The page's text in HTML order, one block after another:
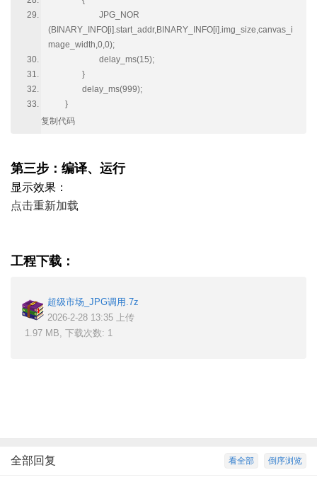
JPG_NOR
(BINARY_INFO[i].start_addr,BINARY_INFO[i].img_size,canvas_i
mage_width,0,0);
delay_ms(15);
}
delay_ms(999);
}
复制代码
第三步：编译、运行
显示效果：
点击重新加载
工程下载：
超级市场_JPG调用.7z
2026-2-28 13:35 上传
1.97 MB, 下载次数: 1
倒序浏览
看全部
全部回复